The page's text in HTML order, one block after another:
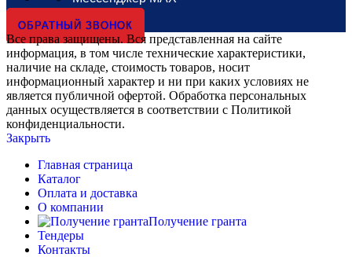
ОБРАТНЫЙ ЗВОНОК
Все права защищены. Вся представленная на сайте
информация, в том числе технические характеристики,
наличие на складе, стоимость товаров, носит
информационный характер и ни при каких условиях не
является публичной офертой. Обработка персональных
данных осуществляется в соответствии с Политикой
конфиденциальности.
Закрыть
Главная страница
Каталог
Оплата и доставка
О компании
Получение гранта
Тендеры
Контакты